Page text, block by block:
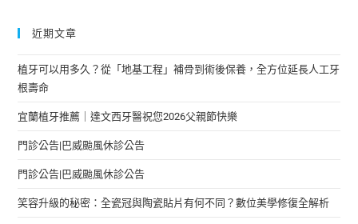
近期文章
植牙可以用多久？從「地基工程」補骨到術後保養，全方位延長人工牙
根壽命
宜蘭植牙推薦｜達文西牙醫祝您2026父親節快樂
門診公告|巴威颱風休診公告
門診公告|巴威颱風休診公告
笑容升級的秘密：全瓷冠與陶瓷貼片有何不同？數位美學修復全解析